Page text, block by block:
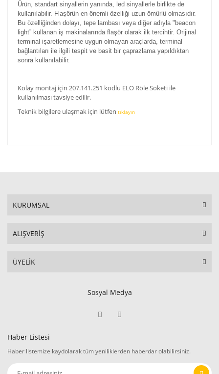
Ürün, standart sinyallerin yanında, led sinyallerle birlikte de
kullanılabilir. Flaşörün en önemli özelliği uzun ömürlü olmasıdır.
Bu özelliğinden dolayı, tepe lambası veya diğer adıyla "beacon
light” kullanan iş makinalarında flaşör olarak ilk tercihtir. Orijinal
terminal işaretlemesine uygun olmayan araçlarda, terminal
bağlantıları ile ilgili tespit ve basit bir çaprazlama yapıldıktan
sonra kullanılabilir.
Kolay montaj için 207.141.251 kodlu ELO Röle Soketi ile
kullanılması tavsiye edilir.
Teknik bilgilere ulaşmak için lütfen tıklayın
KURUMSAL
ALIŞVERİŞ
ÜYELİK
Sosyal Medya
Haber Listesi
Haber listemize kaydolarak tüm yeniliklerden haberdar olabilirsiniz.